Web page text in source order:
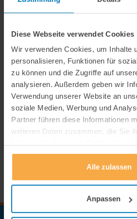
Diese Webseite verwendet Cookies
Wir verwenden Cookies, um Inhalte
personalisieren, Funktionen für
zu können und die Zugriffe auf
analysieren. Außerdem geben wir
Verwendung unserer Website an
soziale Medien, Werbung und
Partner führen diese Informationen
weiteren Daten zusammen, die Sie
gesammelt haben.
Alle zulassen
Anpassen
Aktuelles
Newsletter
Kooperationen
Wissenschaft kompakt